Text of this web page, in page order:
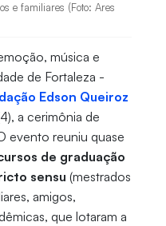
e familiares (Foto: Ares
música e
de Fortaleza -
Edson Queiroz
a cerimônia de
evento reuniu quase
de graduação
sensu (mestrados
amigos,
que lotaram a